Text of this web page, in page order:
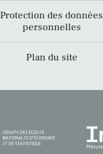
Protection des données
personnelles
Plan du site